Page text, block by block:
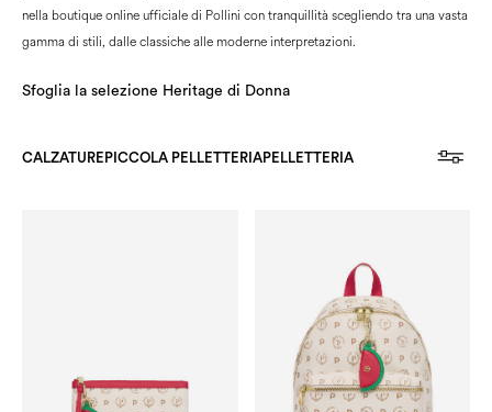
nella boutique online ufficiale di Pollini con tranquillità scegliendo tra una vasta
gamma di stili, dalle classiche alle moderne interpretazioni.
Sfoglia la selezione Heritage di Donna
CALZATURE PICCOLA PELLETTERIAPELLETTERIA